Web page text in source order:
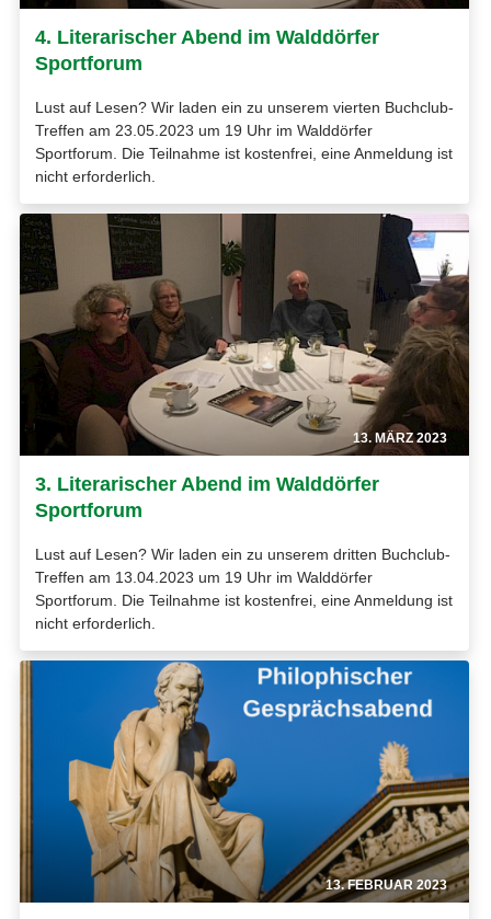
4. Literarischer Abend im Walddörfer
Sportforum
Lust auf Lesen? Wir laden ein zu unserem vierten Buchclub-
Treffen am 23.05.2023 um 19 Uhr im Walddörfer
Sportforum. Die Teilnahme ist kostenfrei, eine Anmeldung ist
nicht erforderlich.
13. MÄRZ 2023
3. Literarischer Abend im Walddörfer
Sportforum
Lust auf Lesen? Wir laden ein zu unserem dritten Buchclub-
Treffen am 13.04.2023 um 19 Uhr im Walddörfer
Sportforum. Die Teilnahme ist kostenfrei, eine Anmeldung ist
nicht erforderlich.
13. FEBRUAR 2023